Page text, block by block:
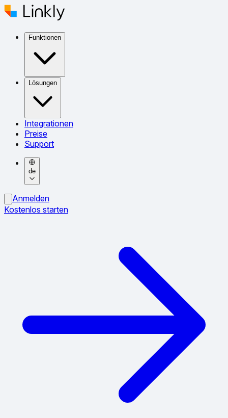
Funktionen
Lösungen
Integrationen
Preise
Support
de
Anmelden
Kostenlos starten